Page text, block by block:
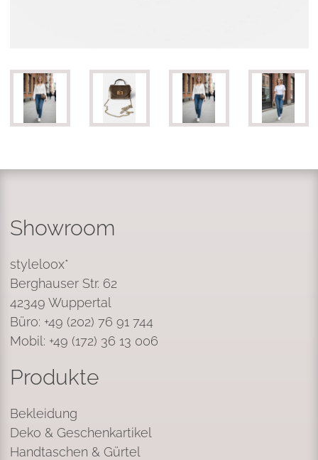
Showroom
styleloox*
Berghauser Str. 62
42349 Wuppertal
Büro: +49 (202) 76 91 744
Mobil: +49 (172) 36 13 006
Produkte
Bekleidung
Deko & Geschenkartikel
Handtaschen & Gürtel